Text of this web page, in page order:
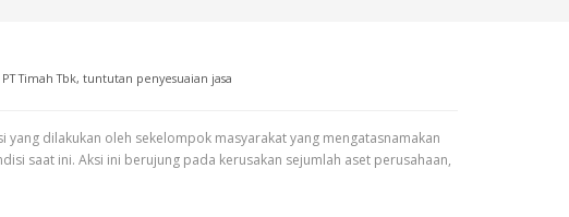
PT Timah Tbk, tuntutan penyesuaian jasa
dilakukan oleh sekelompok masyarakat yang mengatasnamakan
saat ini. Aksi ini berujung pada kerusakan sejumlah aset perusahaan,